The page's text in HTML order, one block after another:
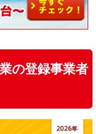
の登録事業者